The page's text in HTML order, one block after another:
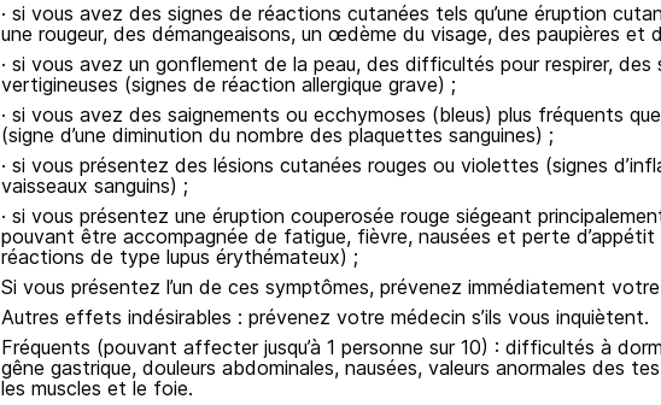
· si vous avez des signes de réactions cutanées tels qu’une éruption
une rougeur, des démangeaisons, un œdème du visage, des paupières et
· si vous avez un gonflement de la peau, des difficultés pour respirer, des
vertigineuses (signes de réaction allergique grave) ;
· si vous avez des saignements ou ecchymoses (bleus) plus fréquents
(signe d’une diminution du nombre des plaquettes sanguines) ;
· si vous présentez des lésions cutanées rouges ou violettes (signes
vaisseaux sanguins) ;
· si vous présentez une éruption couperosée rouge siégeant
pouvant être accompagnée de fatigue, fièvre, nausées et perte d’appétit
réactions de type lupus érythémateux) ;
Si vous présentez l’un de ces symptômes, prévenez immédiatement
Autres effets indésirables : prévenez votre médecin s’ils vous inquiètent.
Fréquents (pouvant affecter jusqu’à 1 personne sur 10) : difficultés à
gêne gastrique, douleurs abdominales, nausées, valeurs anormales des
les muscles et le foie.